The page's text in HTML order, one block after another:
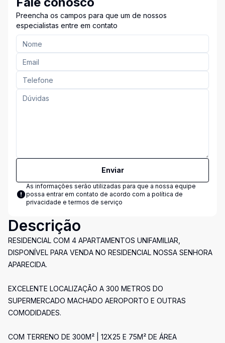
Preencha os campos para que um de nossos
especialistas entre em contato
Enviar
As informações serão utilizadas para que a nossa equipe
possa entrar em contato de acordo com a política de
privacidade e termos de serviço
Descrição
RESIDENCIAL COM 4 APARTAMENTOS UNIFAMILIAR,
DISPONÍVEL PARA VENDA NO RESIDENCIAL NOSSA SENHORA
APARECIDA.
EXCELENTE LOCALIZAÇÃO A 300 METROS DO
SUPERMERCADO MACHADO AEROPORTO E OUTRAS
COMODIDADES.
COM TERRENO DE 300M² | 12X25 E 75M² DE ÁREA